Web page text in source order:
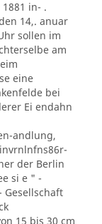
in- .
14,. anuar
sollen im
am
eine
bei
Ei endahn
andlung,
der Berlin
si e " -
Gesellschaft
15 bis 30 cm